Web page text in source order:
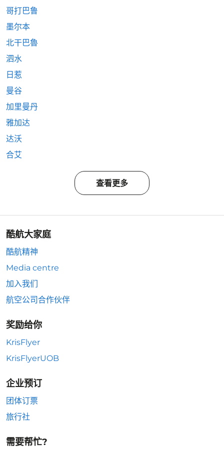
哥打巴鲁
墨尔本
北干巴魯
泗水
日惹
曼谷
加里曼丹
雅加达
达沃
合艾
查看更多
酷航大家庭
酷航精神
Media centre
加入我们
航空公司合作伙伴
奖励给你
KrisFlyer
KrisFlyerUOB
企业预订
团体订票
旅行社
需要帮忙?